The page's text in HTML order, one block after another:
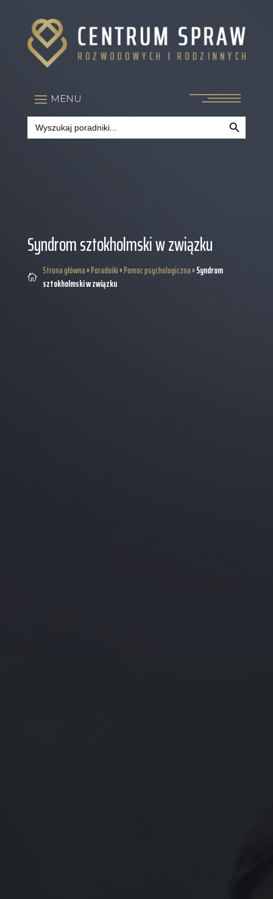
for:
Search Button
Syndrom sztokholmski w związku
 Strona główna»Poradniki»Pomoc psychologiczna»Syndrom
sztokholmski w związku